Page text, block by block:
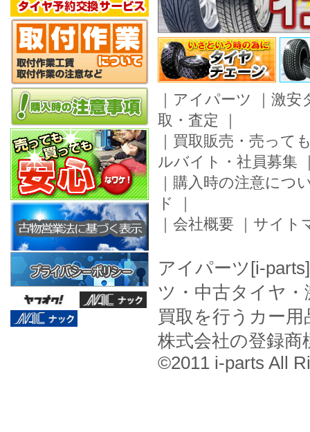
｜ アイパーツ ｜ 激安
取・査定 ｜
｜ 買取販売・売って
ルバイト・社員募集
｜ 購入時の注意につ
ド
｜
｜ 会社概要 ｜ サイト
アイパーツ[i-
ツ・中古タイヤ
買取を行うカー
株式会社の登録商
©2011 i-parts All